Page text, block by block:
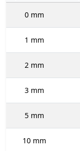
0 mm
1 mm
2 mm
3 mm
5 mm
10 mm